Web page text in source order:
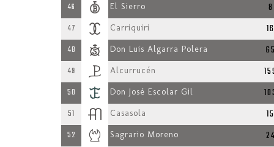
46 El Sierro 8
47 Carriquiri 16
48 Don Luis Algarra Polera
49 Alcurrucén
50 Don José Escolar Gil
51 Casasola 15
52 Sagrario Moreno